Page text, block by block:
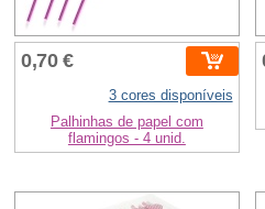
0,70 €
3 cores disponíveis
Palhinhas de papel com
flamingos - 4 unid.